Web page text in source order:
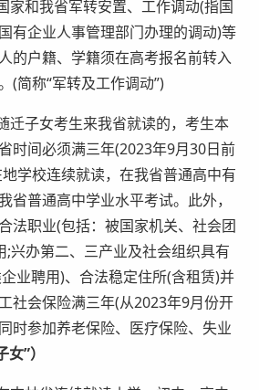
和我省军转安置、工作调动(指国
有企业人事管理部门办理的调动)等
的户籍、学籍须在高考报名前转入
(简称“军转及工作调动”)
子女考生来我省就读的，考生本
时间必须满三年(2023年9月30日前
学校连续就读，在我省普通高中有
省普通高中学业水平考试。此外，
法职业(包括：被国家机关、社会团
;兴办第二、三产业及社会组织具有
业聘用)、合法稳定住所(含租赁)并
社会保险满三年(从2023年9月份开
时参加养老保险、医疗保险、失业
女”）